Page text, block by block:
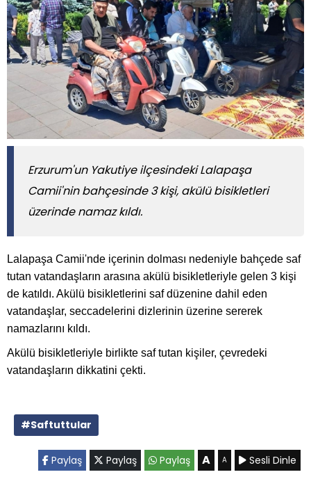
Erzurum'un Yakutiye ilçesindeki Lalapaşa
Camii'nin bahçesinde 3 kişi, akülü bisikletleri
üzerinde namaz kıldı.
Lalapaşa Camii'nde içerinin dolması nedeniyle bahçede saf
tutan vatandaşların arasına akülü bisikletleriyle gelen 3 kişi
de katıldı. Akülü bisikletlerini saf düzenine dahil eden
vatandaşlar, seccadelerini dizlerinin üzerine sererek
namazlarını kıldı.
Akülü bisikletleriyle birlikte saf tutan kişiler, çevredeki
vatandaşların dikkatini çekti.
#Saftuttular
Paylaş Paylaş Paylaş A A Sesli Dinle